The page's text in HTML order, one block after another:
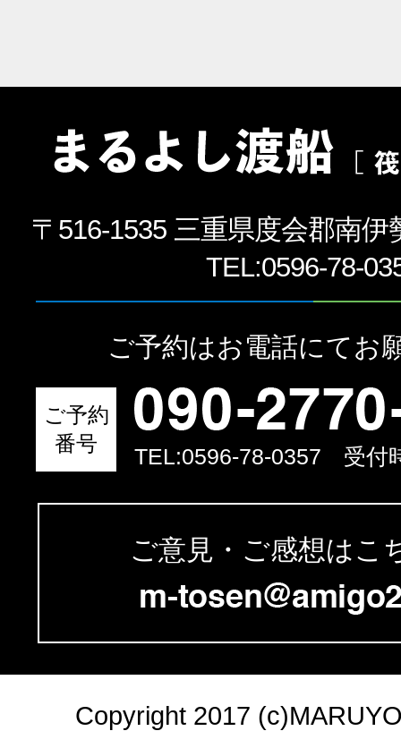
〒516-1535 三重県度会郡南伊
TEL:0596-78-
ご予約はお電話にてお
ご予約
番号
TEL:0596-78-0357 受付
ご意見・ご感想はこ
Copyright 2017